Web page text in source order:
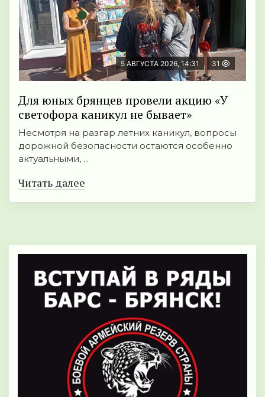
5 АВГУСТА 2026, 14:31 31
Для юных брянцев провели акцию «У
светофора каникул не бывает»
Несмотря на разгар летних каникул, вопросы
дорожной безопасности остаются особенно
актуальными, ...
Читать далее